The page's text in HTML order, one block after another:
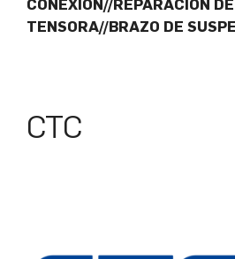
CONEXION//REPARACION
TENSORA//BRAZO DE
CTC